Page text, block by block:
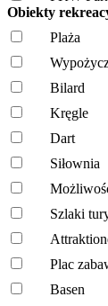
Obiekty
Plaża
Bilard
Kręgle
Dart
Siłownia
Szlaki
Plac
Basen